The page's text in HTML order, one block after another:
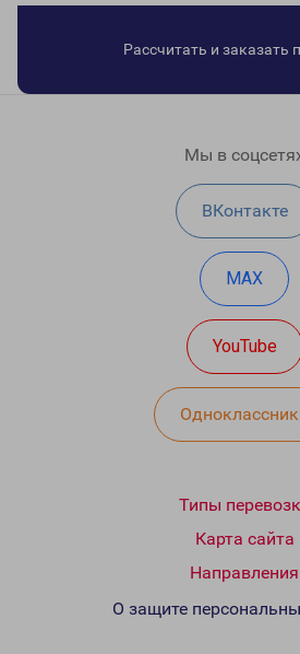
Рассчитать и заказать
Мы в
ВКонтакте
MAX
YouTube
Типы
Карта сайта
Направления
О защите